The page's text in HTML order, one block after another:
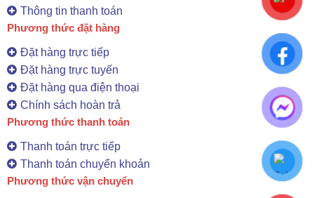
Thông tin thanh toán
Phương thức đặt hàng
Đặt hàng trực tiếp
Đặt hàng trực tuyến
Đặt hàng qua điện thoại
Chính sách hoàn trả
Phương thức thanh toán
Thanh toán trực tiếp
Thanh toán chuyển khoản
Phương thức vận chuyển